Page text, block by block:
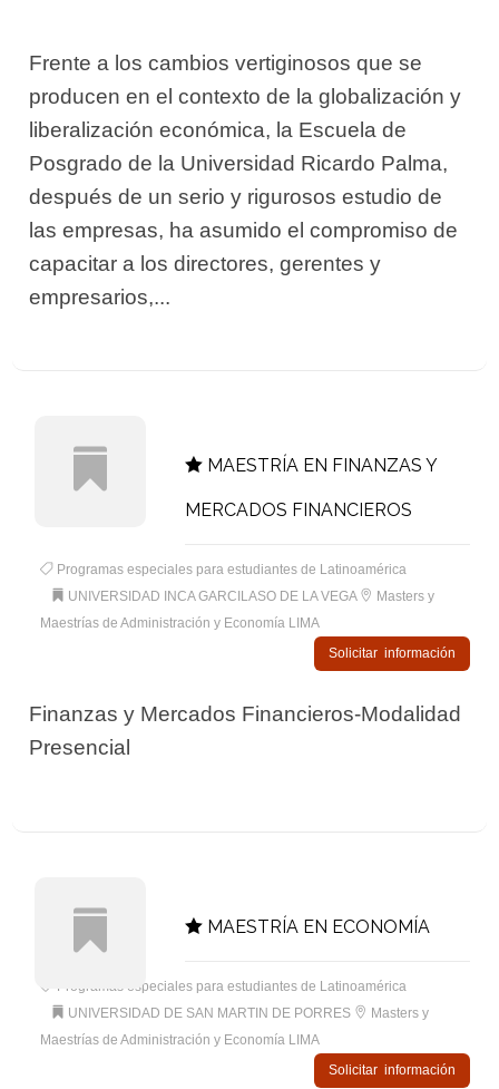
Frente a los cambios vertiginosos que se
producen en el contexto de la globalización y
liberalización económica, la Escuela de
Posgrado de la Universidad Ricardo Palma,
después de un serio y rigurosos estudio de
las empresas, ha asumido el compromiso de
capacitar a los directores, gerentes y
empresarios,...
MAESTRÍA EN FINANZAS Y
MERCADOS FINANCIEROS
Programas especiales para estudiantes de Latinoamérica
UNIVERSIDAD INCA GARCILASO DE LA VEGA
Masters y
Maestrías de Administración y Economía LIMA
Solicitar información
Finanzas y Mercados Financieros-Modalidad
Presencial
MAESTRÍA EN ECONOMÍA
Programas especiales para estudiantes de Latinoamérica
UNIVERSIDAD DE SAN MARTIN DE PORRES
Masters y
Maestrías de Administración y Economía LIMA
Solicitar información